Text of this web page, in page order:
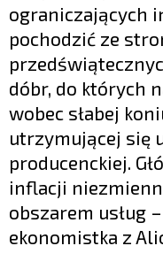
ograniczających
pochodzić ze
dóbr, do których
wobec słabej
utrzymującej się
producenckiej.
inflacji
obszarem usług
ekonomistka z